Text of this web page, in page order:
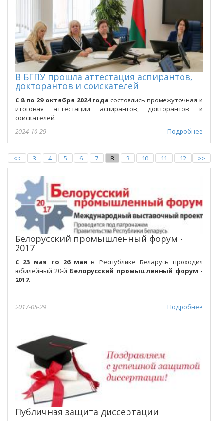
В БГПУ прошла аттестация аспирантов,
докторантов и соискателей
С 8 по 29 октября 2024 года состоялись промежуточная и
итоговая аттестации аспирантов, докторантов и
соискателей.
Подробнее
2024-10-29
<< 3 4 5 6 7 8 9 10 11 12 >>
Белорусский промышленный форум -
2017
С 23 мая по 26 мая в Республике Беларусь проходил
юбилейный 20-й Белорусский промышленный форум -
2017.
Подробнее
2017-05-29
Публичная защита диссертации